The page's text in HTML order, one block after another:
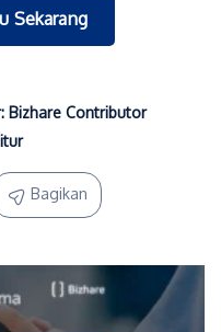
Sekarang
Bizhare Contributor
Bagikan